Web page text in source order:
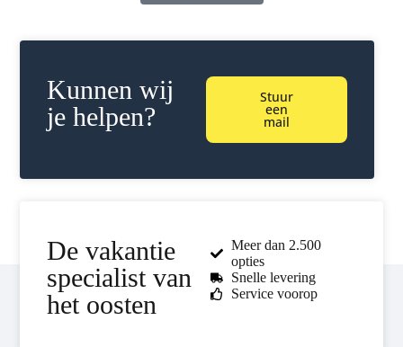
Kunnen wij
je helpen?
Stuur
een
mail
De vakantie
specialist van
het oosten
Meer dan 2.500
opties
Snelle levering
Service voorop